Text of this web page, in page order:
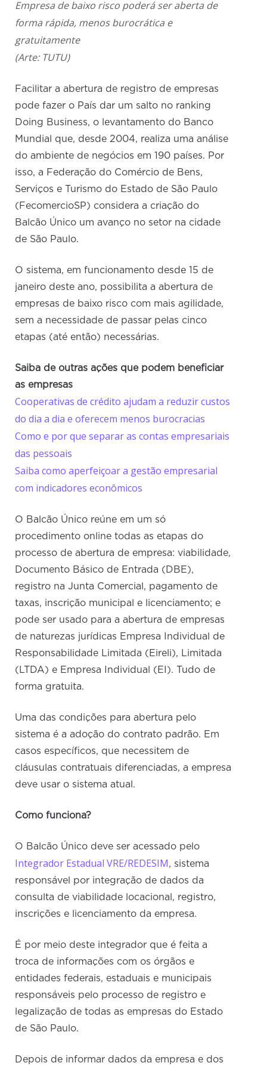
Empresa de baixo risco poderá ser aberta de
forma rápida, menos burocrática e
gratuitamente
(Arte: TUTU)
Facilitar a abertura de registro de empresas
pode fazer o País dar um salto no ranking
Doing Business, o levantamento do Banco
Mundial que, desde 2004, realiza uma análise
do ambiente de negócios em 190 países. Por
isso, a Federação do Comércio de Bens,
Serviços e Turismo do Estado de São Paulo
(FecomercioSP) considera a criação do
Balcão Único um avanço no setor na cidade
de São Paulo.
O sistema, em funcionamento desde 15 de
janeiro deste ano, possibilita a abertura de
empresas de baixo risco com mais agilidade,
sem a necessidade de passar pelas cinco
etapas (até então) necessárias.
Saiba de outras ações que podem beneficiar
as empresas
Cooperativas de crédito ajudam a reduzir custos
do dia a dia e oferecem menos burocracias
Como e por que separar as contas empresariais
das pessoais
Saiba como aperfeiçoar a gestão empresarial
com indicadores econômicos
O Balcão Único reúne em um só
procedimento online todas as etapas do
processo de abertura de empresa: viabilidade,
Documento Básico de Entrada (DBE),
registro na Junta Comercial, pagamento de
taxas, inscrição municipal e licenciamento; e
pode ser usado para a abertura de empresas
de naturezas jurídicas Empresa Individual de
Responsabilidade Limitada (Eireli), Limitada
(LTDA) e Empresa Individual (EI). Tudo de
forma gratuita.
Uma das condições para abertura pelo
sistema é a adoção do contrato padrão. Em
casos específicos, que necessitem de
cláusulas contratuais diferenciadas, a empresa
deve usar o sistema atual.
Como funciona?
O Balcão Único deve ser acessado pelo
Integrador Estadual VRE/REDESIM, sistema
responsável por integração de dados da
consulta de viabilidade locacional, registro,
inscrições e licenciamento da empresa.
É por meio deste integrador que é feita a
troca de informações com os órgãos e
entidades federais, estaduais e municipais
responsáveis pelo processo de registro e
legalização de todas as empresas do Estado
de São Paulo.
Depois de informar dados da empresa e dos